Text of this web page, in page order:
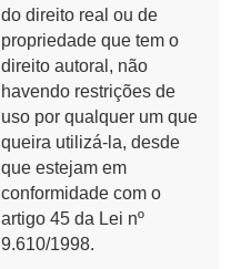
do direito real ou de
propriedade que tem o
direito autoral, não
havendo restrições de
uso por qualquer um que
queira utilizá-la, desde
que estejam em
conformidade com o
artigo 45 da Lei nº
9.610/1998.